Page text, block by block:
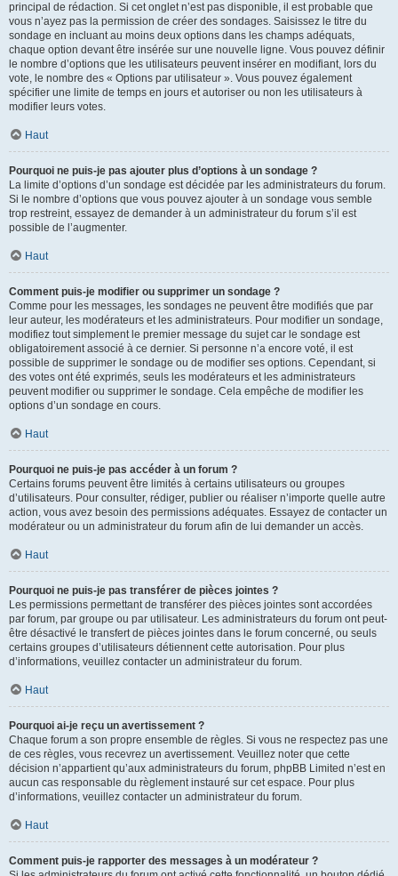
principal de rédaction. Si cet onglet n’est pas disponible, il est probable que
vous n’ayez pas la permission de créer des sondages. Saisissez le titre du
sondage en incluant au moins deux options dans les champs adéquats,
chaque option devant être insérée sur une nouvelle ligne. Vous pouvez définir
le nombre d’options que les utilisateurs peuvent insérer en modifiant, lors du
vote, le nombre des « Options par utilisateur ». Vous pouvez également
spécifier une limite de temps en jours et autoriser ou non les utilisateurs à
modifier leurs votes.
Haut
Pourquoi ne puis-je pas ajouter plus d’options à un sondage ?
La limite d’options d’un sondage est décidée par les administrateurs du forum.
Si le nombre d’options que vous pouvez ajouter à un sondage vous semble
trop restreint, essayez de demander à un administrateur du forum s’il est
possible de l’augmenter.
Haut
Comment puis-je modifier ou supprimer un sondage ?
Comme pour les messages, les sondages ne peuvent être modifiés que par
leur auteur, les modérateurs et les administrateurs. Pour modifier un sondage,
modifiez tout simplement le premier message du sujet car le sondage est
obligatoirement associé à ce dernier. Si personne n’a encore voté, il est
possible de supprimer le sondage ou de modifier ses options. Cependant, si
des votes ont été exprimés, seuls les modérateurs et les administrateurs
peuvent modifier ou supprimer le sondage. Cela empêche de modifier les
options d’un sondage en cours.
Haut
Pourquoi ne puis-je pas accéder à un forum ?
Certains forums peuvent être limités à certains utilisateurs ou groupes
d’utilisateurs. Pour consulter, rédiger, publier ou réaliser n’importe quelle autre
action, vous avez besoin des permissions adéquates. Essayez de contacter un
modérateur ou un administrateur du forum afin de lui demander un accès.
Haut
Pourquoi ne puis-je pas transférer de pièces jointes ?
Les permissions permettant de transférer des pièces jointes sont accordées
par forum, par groupe ou par utilisateur. Les administrateurs du forum ont peut-
être désactivé le transfert de pièces jointes dans le forum concerné, ou seuls
certains groupes d’utilisateurs détiennent cette autorisation. Pour plus
d’informations, veuillez contacter un administrateur du forum.
Haut
Pourquoi ai-je reçu un avertissement ?
Chaque forum a son propre ensemble de règles. Si vous ne respectez pas une
de ces règles, vous recevrez un avertissement. Veuillez noter que cette
décision n’appartient qu’aux administrateurs du forum, phpBB Limited n’est en
aucun cas responsable du règlement instauré sur cet espace. Pour plus
d’informations, veuillez contacter un administrateur du forum.
Haut
Comment puis-je rapporter des messages à un modérateur ?